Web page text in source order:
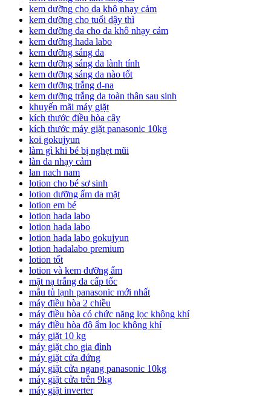
kem dưỡng cho da khô nhạy cảm
kem dưỡng cho tuổi dậy thì
kem dưỡng da cho da khô nhạy cảm
kem dưỡng hada labo
kem dưỡng sáng da
kem dưỡng sáng da lành tính
kem dưỡng sáng da nào tốt
kem dưỡng trắng d-na
kem dưỡng trắng da toàn thân sau sinh
khuyến mãi máy giặt
kích thước điều hòa cây
kích thước máy giặt panasonic 10kg
koi gokujyun
làm gì khi bé bị nghẹt mũi
làn da nhạy cảm
lan nach nam
lotion cho bé sơ sinh
lotion dưỡng ẩm da mặt
lotion em bé
lotion hada labo
lotion hada labo
lotion hada labo gokujyun
lotion hadalabo premium
lotion tốt
lotion và kem dưỡng ẩm
mặt nạ trắng da cấp tốc
mẫu tủ lạnh panasonic mới nhất
máy điều hòa 2 chiều
máy điều hòa có chức năng lọc không khí
máy điều hòa độ ẩm lọc không khí
máy giặt 10 kg
máy giặt cho gia đình
máy giặt cửa đứng
máy giặt cửa ngang panasonic 10kg
máy giặt cửa trên 9kg
máy giặt inverter